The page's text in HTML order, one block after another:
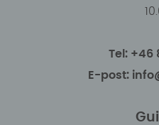
Tel: +46
E-post: